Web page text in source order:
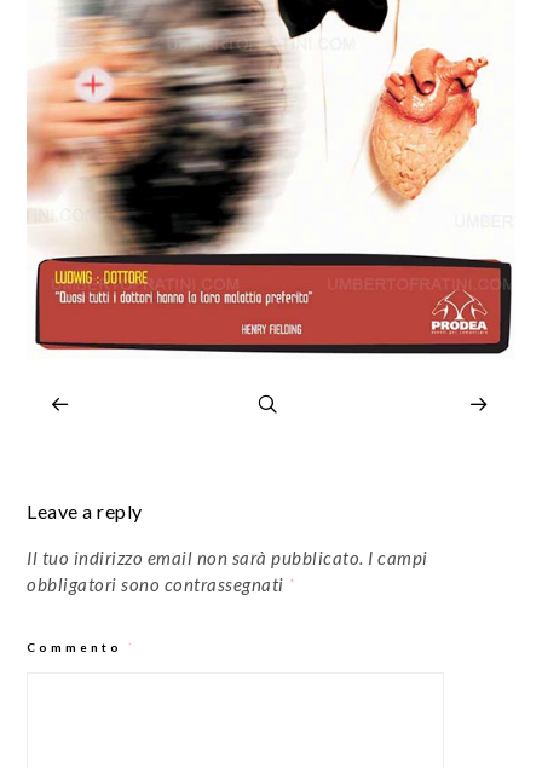
Leave a reply
Il tuo indirizzo email non sarà pubblicato. I campi
obbligatori sono contrassegnati *
Commento *